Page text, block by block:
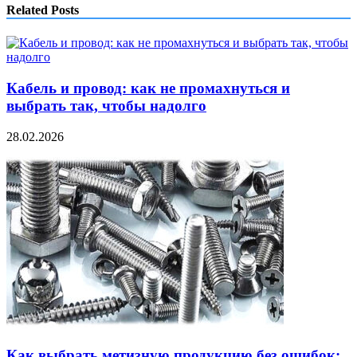
Related Posts
Кабель и провод: как не промахнуться и
выбрать так, чтобы надолго
28.02.2026